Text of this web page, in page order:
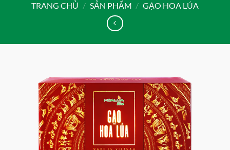
TRANG CHỦ / SẢN PHẨM / GẠO HOA LÚA